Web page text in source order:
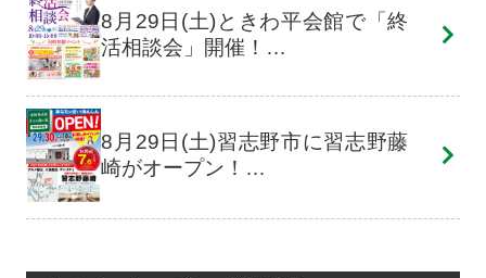
8月29日(土)ときわ平会館で「終
活相談会」開催！…
8月29日(土)習志野市に習志野藤
崎がオープン！…